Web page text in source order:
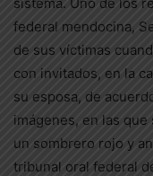
federal mendocina,
de sus víctimas
con invitados, en la
su esposa, de
imágenes, en las
un sombrero rojo y
tribunal oral federal